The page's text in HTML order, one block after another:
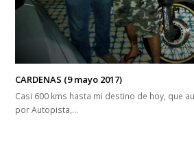
CARDENAS (9 mayo 2017)
Casi 600 kms hasta mi destino de hoy, que
por Autopista,…